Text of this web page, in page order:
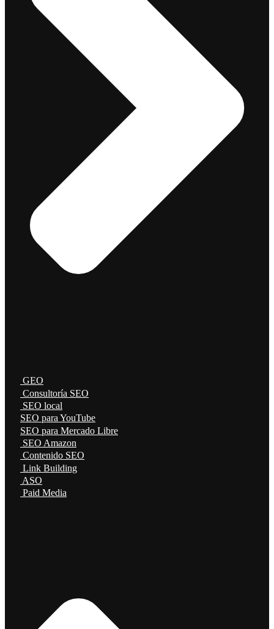
GEO
Consultoría SEO
SEO local
SEO para YouTube
SEO para Mercado Libre
SEO Amazon
Contenido SEO
Link Building
ASO
Paid Media